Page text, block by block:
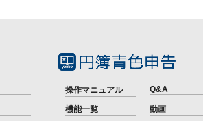
操作マニュアル Q&A
機能一覧
動画